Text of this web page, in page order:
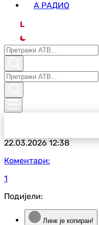
А РАДИО
L
22.03.202612:38
Коментари:
1
Подијели:
Линк је копиран!